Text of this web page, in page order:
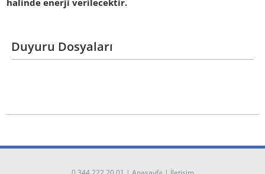
halinde enerji verilecektir.
Duyuru Dosyaları